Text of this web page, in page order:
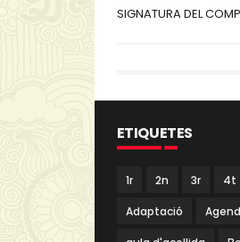
SIGNATURA DEL
ETIQUETES
1r 2n 3r 4t
Adaptació